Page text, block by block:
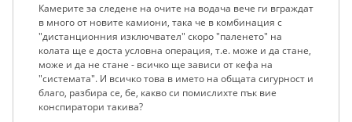
Камерите за следене на очите на водача вече ги вграждат
в много от новите камиони, така че в комбинация с
"дистанционния изключвател" скоро "паленето" на
колата ще е доста условна операция, т.е. може и да стане,
може и да не стане - всичко ще зависи от кефа на
"системата". И всичко това в името на общата сигурност и
благо, разбира се, бе, какво си помислихте пък вие
конспиратори такива?